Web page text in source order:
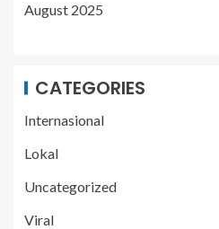
August 2025
CATEGORIES
Internasional
Lokal
Uncategorized
Viral